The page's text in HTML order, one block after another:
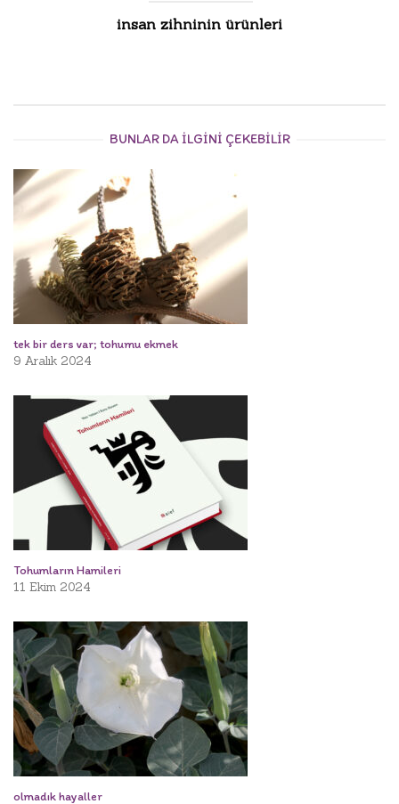
insan zihninin ürünleri
BUNLAR DA ILGINI ÇEKEBILIR
tek bir ders var; tohumu ekmek
9 Aralık 2024
Tohumların Hamileri
11 Ekim 2024
olmadık hayaller